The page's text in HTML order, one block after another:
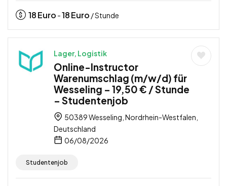
18Euro -18Euro / Stunde
Lager, Logistik
Online-Instructor
Warenumschlag (m/w/d) für
Wesseling – 19,50 € / Stunde
– Studentenjob
50389 Wesseling, Nordrhein-Westfalen,
Deutschland
06/08/2026
Studentenjob